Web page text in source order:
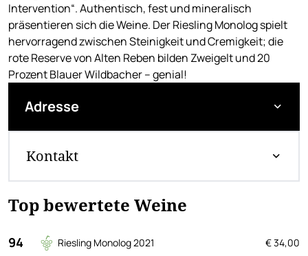
Intervention“. Authentisch, fest und mineralisch
präsentieren sich die Weine. Der Riesling Monolog spielt
hervorragend zwischen Steinigkeit und Cremigkeit; die
rote Reserve von Alten Reben bilden Zweigelt und 20
Prozent Blauer Wildbacher – genial!
Adresse
Kontakt
Top bewertete Weine
94 Riesling Monolog 2021 € 34,00